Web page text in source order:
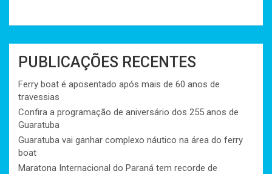
PUBLICAÇÕES RECENTES
Ferry boat é aposentado após mais de 60 anos de
travessias
Confira a programação de aniversário dos 255 anos de
Guaratuba
Guaratuba vai ganhar complexo náutico na área do ferry
boat
Maratona Internacional do Paraná tem recorde de